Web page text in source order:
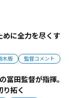
に全力を尽くす
木版 監督コメント
冨田監督が指揮。
拓く